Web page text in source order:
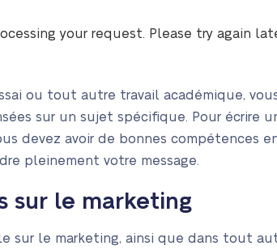
your request. Please try again
ou tout autre travail académique,
sur un sujet spécifique. Pour écrire
devez avoir de bonnes compétences
pleinement votre message.
sur le marketing
sur le marketing, ainsi que dans tout